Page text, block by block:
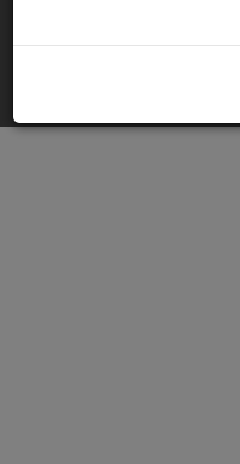
JUN 26, 2003 00:00